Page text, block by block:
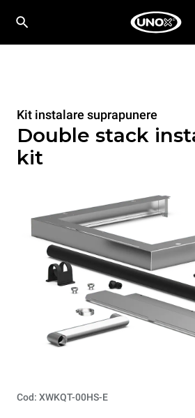
Kit instalare suprapunere
Double stack
kit
Cod: XWKQT-00HS-E